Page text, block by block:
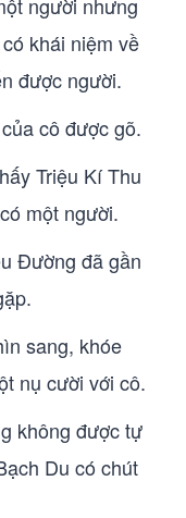
khái niệm về
được người.
cô được gõ.
Triệu Kí Thu
một người.
Đường đã gần
sang, khóe
nụ cười với cô.
không được tự
Du có chút